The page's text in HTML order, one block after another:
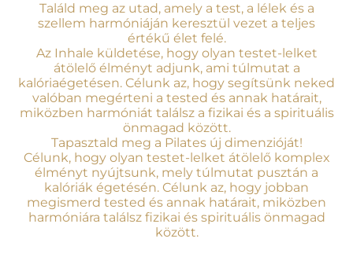
Találd meg az utad, amely a test, a lélek és a
szellem harmóniáján keresztül vezet a teljes
értékű élet felé.
Az Inhale küldetése, hogy olyan testet-lelket
átölelő élményt adjunk, ami túlmutat a
kalóriaégetésen. Célunk az, hogy segítsünk neked
valóban megérteni a tested és annak határait,
miközben harmóniát találsz a fizikai és a spirituális
önmagad között.
Tapasztald meg a Pilates új dimenzióját!
Célunk, hogy olyan testet-lelket átölelő komplex
élményt nyújtsunk, mely túlmutat pusztán a
kalóriák égetésén. Célunk az, hogy jobban
megismerd tested és annak határait, miközben
harmóniára találsz fizikai és spirituális önmagad
között.